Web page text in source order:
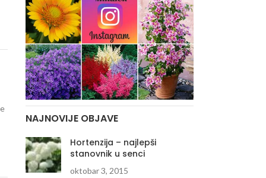
NAJNOVIJE OBJAVE
Hortenzija – najlepši
stanovnik u senci
oktobar 3, 2015